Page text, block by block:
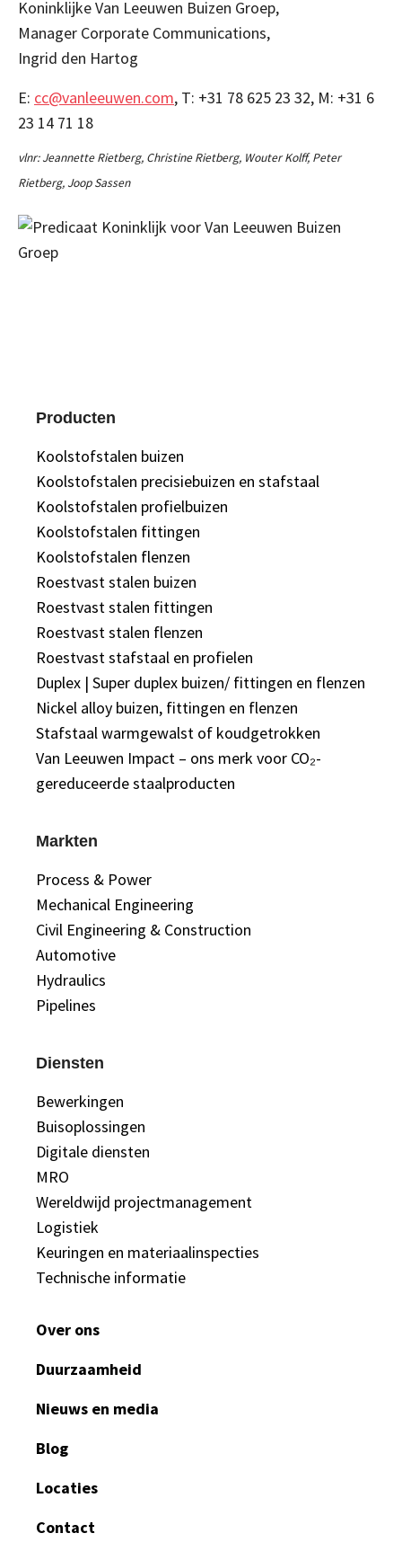
Koninklijke Van Leeuwen Buizen Groep,
Manager Corporate Communications,
Ingrid den Hartog
E: cc@vanleeuwen.com, T: +31 78 625 23 32, M: +31 6
23 14 71 18
vlnr: Jeannette Rietberg, Christine Rietberg, Wouter Kolff, Peter
Rietberg, Joop Sassen
Producten
Koolstofstalen buizen
Koolstofstalen precisiebuizen en stafstaal
Koolstofstalen profielbuizen
Koolstofstalen fittingen
Koolstofstalen flenzen
Roestvast stalen buizen
Roestvast stalen fittingen
Roestvast stalen flenzen
Roestvast stafstaal en profielen
Duplex | Super duplex buizen/ fittingen en flenzen
Nickel alloy buizen, fittingen en flenzen
Stafstaal warmgewalst of koudgetrokken
Van Leeuwen Impact – ons merk voor CO₂-
gereduceerde staalproducten
Markten
Process & Power
Mechanical Engineering
Civil Engineering & Construction
Automotive
Hydraulics
Pipelines
Diensten
Bewerkingen
Buisoplossingen
Digitale diensten
MRO
Wereldwijd projectmanagement
Logistiek
Keuringen en materiaalinspecties
Technische informatie
Over ons
Duurzaamheid
Nieuws en media
Blog
Locaties
Contact